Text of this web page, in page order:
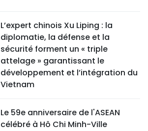
L’expert chinois Xu Liping : la
diplomatie, la défense et la
sécurité forment un « triple
attelage » garantissant le
développement et l’intégration du
Vietnam
Le 59e anniversaire de l'ASEAN
célébré à Hô Chi Minh-Ville